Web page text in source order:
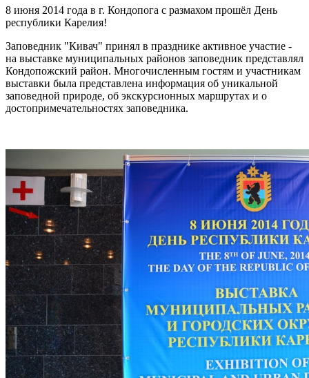
8 июня 2014 года в г. Кондопога с размахом прошёл День
республики Карелия!
Заповедник "Кивач" принял в празднике активное участие -
на выставке муниципальных районов заповедник представлял
Кондопожский район. Многочисленным гостям и участникам
выставки была представлена информация об уникальной
заповедной природе, об экскурсионных маршрутах и о
достопримечательностях заповедника.